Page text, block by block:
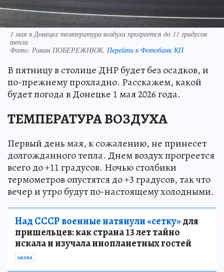
1 мая в Донецке температура воздуха прогреется до 11 градусов
тепла
Фото: Роман ПОБЕРЕЖНЮК. Перейти в Фотобанк КП
В пятницу в столице ДНР будет без осадков, и
по-прежнему прохладно. Расскажем, какой
будет погода в Донецке 1 мая 2026 года.
ТЕМПЕРАТУРА ВОЗДУХА
Первый день мая, к сожалению, не принесет
долгожданного тепла. Днем воздух прогреется
всего до +11 градусов. Ночью столбики
термометров опустятся до +3 градусов, так что
вечер и утро будут по-настоящему холодными.
Над СССР военные натянули «сетку»для
пришельцев: как страна 13 лет тайно
искала и изучала инопланетных гостей
НАУКА